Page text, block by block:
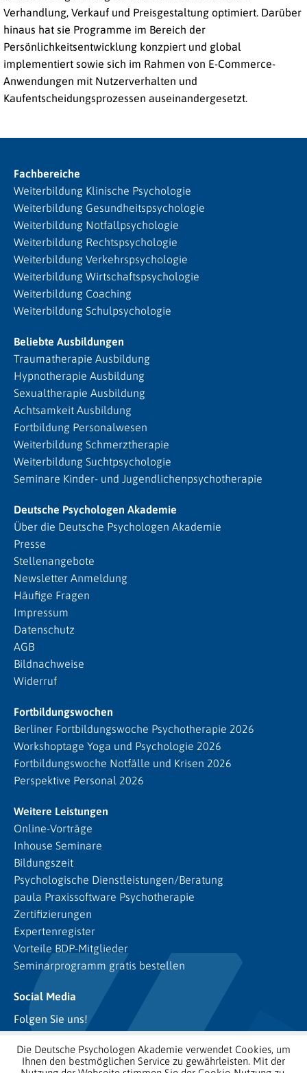
Verhandlung, Verkauf und Preisgestaltung optimiert. Darüber
hinaus hat sie Programme im Bereich der
Persönlichkeitsentwicklung konzpiert und global
implementiert sowie sich im Rahmen von E-Commerce-
Anwendungen mit Nutzerverhalten und
Kaufentscheidungsprozessen auseinandergesetzt.
Fachbereiche
Weiterbildung Klinische Psychologie
Weiterbildung Gesundheitspsychologie
Weiterbildung Notfallpsychologie
Weiterbildung Rechtspsychologie
Weiterbildung Verkehrspsychologie
Weiterbildung Wirtschaftspsychologie
Weiterbildung Coaching
Weiterbildung Schulpsychologie
Beliebte Ausbildungen
Traumatherapie Ausbildung
Hypnotherapie Ausbildung
Sexualtherapie Ausbildung
Achtsamkeit Ausbildung
Fortbildung Personalwesen
Weiterbildung Schmerztherapie
Weiterbildung Suchtpsychologie
Seminare Kinder- und Jugendlichenpsychotherapie
Deutsche Psychologen Akademie
Über die Deutsche Psychologen Akademie
Presse
Stellenangebote
Newsletter Anmeldung
Häufige Fragen
Impressum
Datenschutz
AGB
Bildnachweise
Widerruf
Fortbildungswochen
Berliner Fortbildungswoche Psychotherapie 2026
Workshoptage Yoga und Psychologie 2026
Fortbildungswoche Notfälle und Krisen 2026
Perspektive Personal 2026
Weitere Leistungen
Online-Vorträge
Inhouse Seminare
Bildungszeit
Psychologische Dienstleistungen/Beratung
paula Praxissoftware Psychotherapie
Zertifizierungen
Expertenregister
Vorteile BDP-Mitglieder
Seminarprogramm gratis bestellen
Social Media
Folgen Sie uns!
Die Deutsche Psychologen Akademie verwendet Cookies, um
Ihnen den bestmöglichen Service zu gewährleisten. Mit der